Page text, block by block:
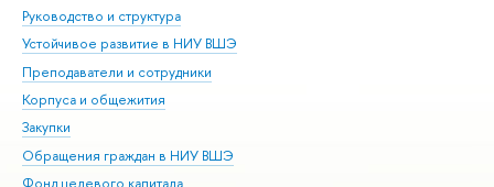
Руководство и структура
Устойчивое развитие в НИУ ВШЭ
Преподаватели и сотрудники
Корпуса и общежития
Закупки
Обращения граждан в НИУ ВШЭ
Фонд целевого капитала